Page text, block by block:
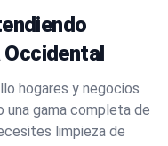
hogares y negocios
gama completa de
limpieza de